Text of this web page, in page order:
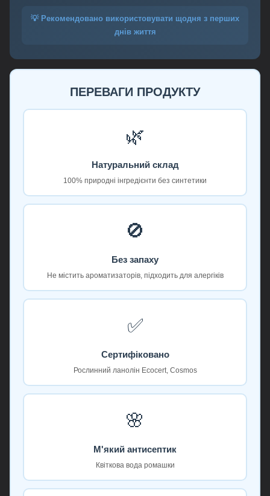
💡 Рекомендовано використовувати щодня з перших
днів життя
ПЕРЕВАГИ ПРОДУКТУ
🌿
Натуральний склад
100% природні інгредієнти без синтетики
🚫
Без запаху
Не містить ароматизаторів, підходить для алергіків
✅
Сертифіковано
Рослинний ланолін Ecocert, Cosmos
🌸
М'який антисептик
Квіткова вода ромашки